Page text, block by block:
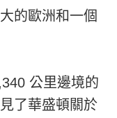
的歐洲和一個
公里邊境的
了華盛頓關於